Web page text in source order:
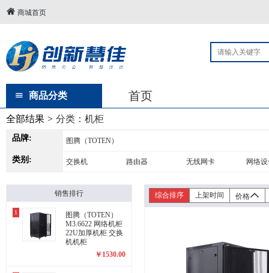
商城首页
商品分类 首页
全部结果 > 分类： 机柜
品牌: 图腾（TOTEN）
类别: 交换机 路由器 无线网卡 网络
销售排行
1
图腾（TOTEN）
M3.6622 网络机柜
22U加厚机柜 交换
机机柜
￥ 1530.00
综合排序 上架时间 价格